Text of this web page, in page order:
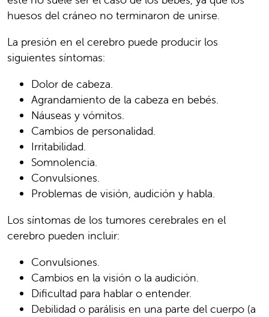
huesos del cráneo no terminaron de unirse.
La presión en el cerebro puede producir los
siguientes síntomas:
Dolor de cabeza.
Agrandamiento de la cabeza en bebés.
Náuseas y vómitos.
Cambios de personalidad.
Irritabilidad.
Somnolencia.
Convulsiones.
Problemas de visión, audición y habla.
Los síntomas de los tumores cerebrales en el
cerebro pueden incluir:
Convulsiones.
Cambios en la visión o la audición.
Dificultad para hablar o entender.
Debilidad o parálisis en una parte del cuerpo (a